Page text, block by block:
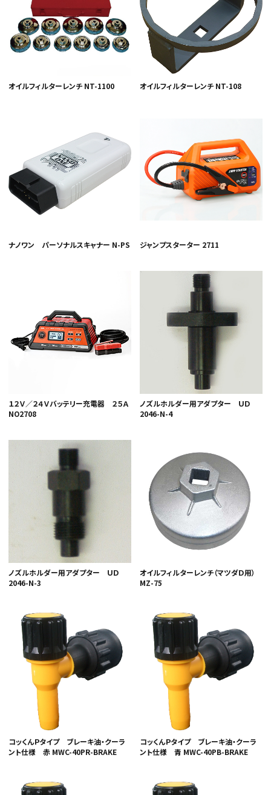
オイルフィルターレンチ NT-1100 オイルフィルターレンチ NT-108
ナノワン パーソナルスキャナー N-PS ジャンプスターター 2711
１２Ｖ／２４Ｖバッテリー充電器 ２５Ａ
NO2708
ノズルホルダー用アダプター ＵＤ
2046-N-4
ノズルホルダー用アダプター ＵＤ
2046-N-3
オイルフィルターレンチ（マツダＤ用）
MZ-75
コッくんＰタイプ ブレーキ油・クーラ
ント仕様 赤 MWC-40PR-BRAKE
コッくんＰタイプ ブレーキ油・クーラ
ント仕様 青 MWC-40PB-BRAKE